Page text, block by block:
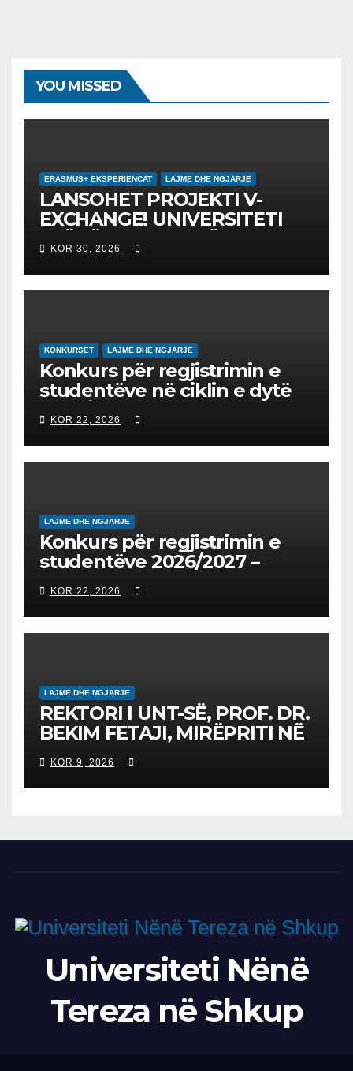
YOU MISSED
ERASMUS+ EKSPERIENCAT LAJME DHE NGJARJE
LANSOHET PROJEKTI V-
EXCHANGE! UNIVERSITETI
“NËNË TEREZA” NË SHKUP
UDHËHEQ NISMËN
NDËRKOMBËTARE PËR
EDUKIMIN DIGJITAL DHE
KOR 30, 2026
KONKURSET LAJME DHE NGJARJE
Konkurs për regjistrimin e
studentëve në ciklin e dytë
2026/2027 – Конкурс за
запишување на студенти
на втор циклус студии за
2026/2027
KOR 22, 2026
LAJME DHE NGJARJE
Konkurs për regjistrimin e
studentëve 2026/2027 –
Конкурс за запишување на
студенти за 2026/2027
KOR 22, 2026
LAJME DHE NGJARJE
REKTORI I UNT-SË, PROF. DR.
BEKIM FETAJI, MIRËPRITI NË
TAKIM ZYRTAR DREJTORIN E
SH.A MEPSO, DR. BURIM
LATIFIN
KOR 9, 2026
Universiteti Nënë
Tereza në Shkup